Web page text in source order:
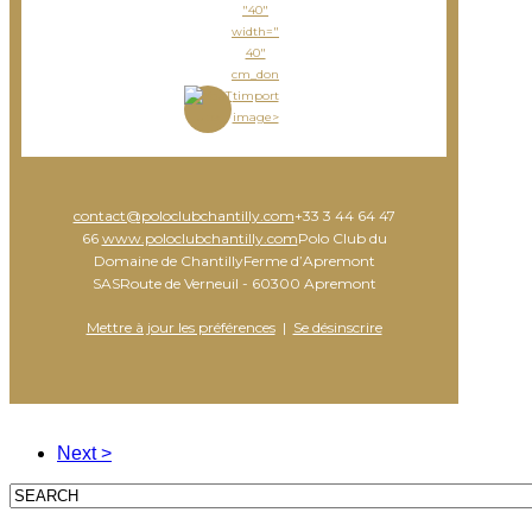
"40"
width="
40"
cm_don
timport
image>
contact@poloclubchantilly.com+33 3 44 64 47
66 www.poloclubchantilly.comPolo Club du
Domaine de ChantillyFerme d’Apremont
SASRoute de Verneuil - 60300 Apremont
Mettre à jour les préférences| Se désinscrire
Next >